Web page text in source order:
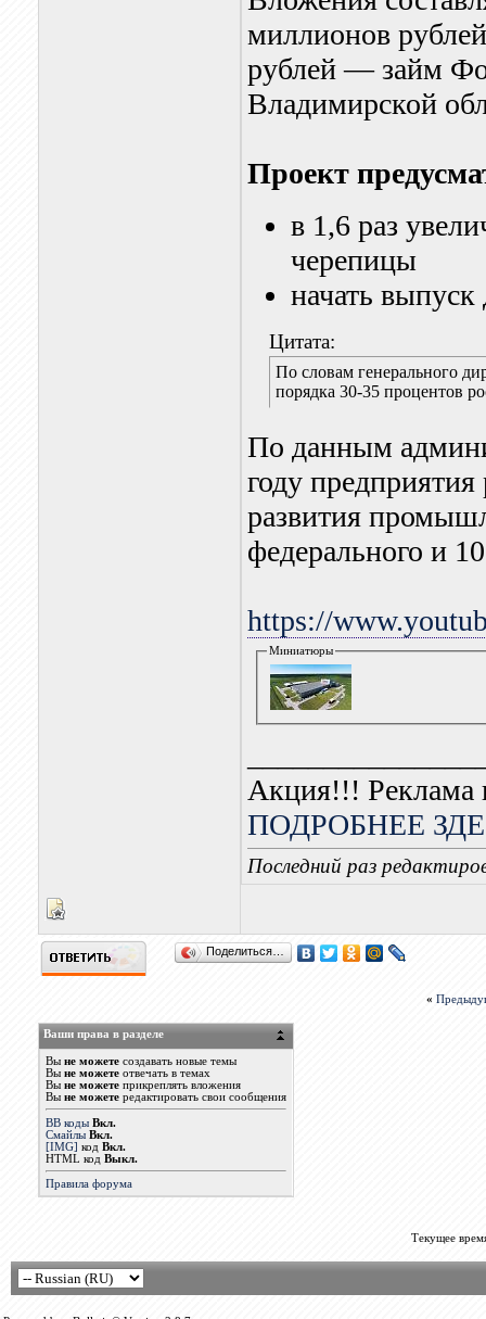
миллионов
рублей — займ
Владимирской
Проект
в 1,6 раз
черепицы
начать
Цитата:
По словам генерального
порядка 30-35 процентов
По данным
году
развития
федерального и
https://
Миниатюры
Акция!!! Реклама
ПОДРОБНЕЕ
Последний раз
Поделиться…
«
Ваши права в разделе
Вы не можетесоздавать новые темы
Вы не можетеотвечать в темах
Вы не можетеприкреплять вложения
Вы не можетередактировать свои сообщения
BB коды Вкл.
Смайлы Вкл.
[IMG] код Вкл.
HTML код Выкл.
Правила форума
Текущее